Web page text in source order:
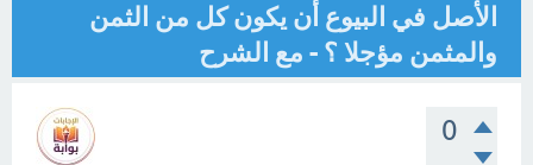
الأصل في البيوع أن يكون كل من الثمن
والمثمن مؤجلا ؟ - مع الشرح
0